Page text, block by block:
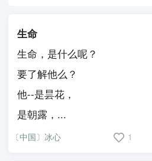
生命
生命，是什么呢？
要了解他么？
他--是昙花，
是朝露，...
〔中国〕冰心 1